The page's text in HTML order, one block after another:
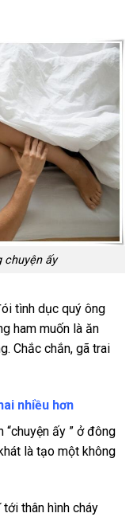
chuyện ấy
tình dục quý ông
ham muốn là ăn
Chắc chắn, gã trai
nhiều hơn
“chuyện ấy ” ở đông
là tạo một không
thân hình cháy